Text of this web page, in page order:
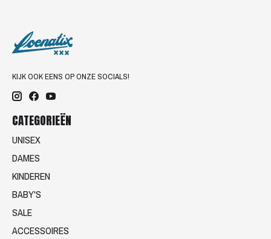
KIJK OOK EENS OP ONZE SOCIALS!
CATEGORIEËN
UNISEX
DAMES
KINDEREN
BABY'S
SALE
ACCESSOIRES